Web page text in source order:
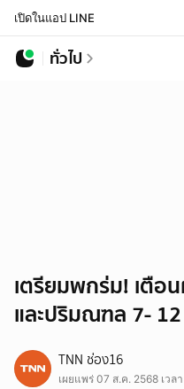
เปิดในแอป LINE
ทั่วไป
เตรียมพกร่ม! เตื
และปริมณฑล 7-
TNN ช่อง16
เผยแพร่ 07 ส.ค. 2568 เวล